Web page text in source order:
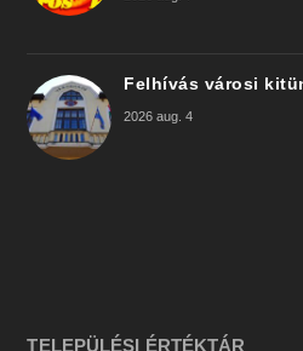
Felhívás városi
2026 aug. 4
TELEPÜLÉSI ÉRTÉKTÁR